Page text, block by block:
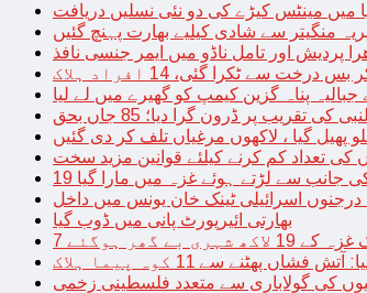
میں مینٹس کیڑے کی دو نئی نسلیں دریافت
منگیتر سے شادی کیلیے بھارت پہنچ گئیں
پردیش اور تامل ناڈو میں ایمر جنسی نافذ
سے ٹکرا گئی، 14 افراد ہلاک
جبالیہ پناہ گزین کیمپ کو گھیرے میں لے لیا
تقریب پر ڈرون گرا دیا؛ 85 جاں بحق
پھیل گیا ، لاکھوں مرغیاں تلف کر دی گئیں
کی تعداد کم کرنے کیلئے قوانین مزید سخت
جانب سے لڑتے ہوئے غزہ میں مارا گیا
بھارتی ائیرپورٹ پانی میں ڈوب گیا
شہری بے گھر ہوگئے
آتش فشاں پھٹنے سے 11 کوہ پیما ہلاک
کی گولاباری سے متعدد فلسطینی زخمی